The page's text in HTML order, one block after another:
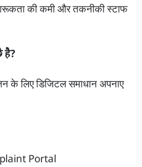
की कमी और तकनीकी स्टाफ
है?
के लिए डिजिटल समाधान अपनाए
Portal